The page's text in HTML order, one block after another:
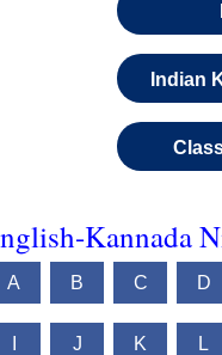
Indian
Kannada
A B C D
J K L